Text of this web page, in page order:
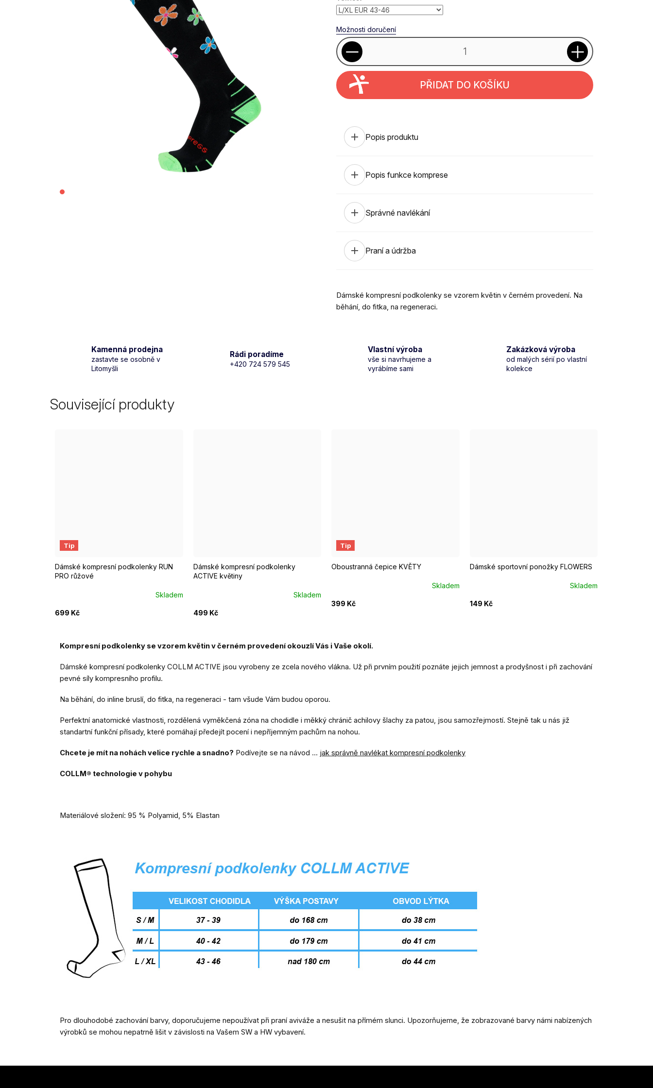
Možnosti doručení
PŘIDAT DO KOŠÍKU
add Popis produktu
add Popis funkce komprese
add Správné navlékání
add Praní a údržba
Dámské kompresní podkolenky se vzorem květin v černém provedení. Na
běhání, do fitka, na regeneraci.
Kamenná prodejna
zastavte se osobně v
Litomyšli
Rádi poradíme
+420 724 579 545
Vlastní výroba
vše si navrhujeme a
vyrábíme sami
Zakázková výroba
od malých sérií po vlastní
kolekce
Související produkty
Tip
Dámské kompresní podkolenky RUN
PRO růžové
Skladem
699 Kč
S/M EUR 37-39
Dámské kompresní podkolenky
ACTIVE květiny
Skladem
499 Kč
Tip
Oboustranná čepice KVĚTY
Skladem
399 Kč
Dámské sportovní ponožky FLOWERS
Skladem
149 Kč
Kompresní podkolenky se vzorem květin v černém provedení okouzlí Vás i Vaše okolí.
Dámské kompresní podkolenky COLLM ACTIVE jsou vyrobeny ze zcela nového vlákna. Už při prvním použití poznáte jejich jemnost a prodyšnost i při zachování
pevné síly kompresního profilu.
Na běhání, do inline bruslí, do fitka, na regeneraci - tam všude Vám budou oporou.
Perfektní anatomické vlastnosti, rozdělená vyměkčená zóna na chodidle i měkký chránič achilovy šlachy za patou, jsou samozřejmostí. Stejně tak u nás již
standartní funkční přísady, které pomáhají předejít pocení i nepříjemným pachům na nohou.
Chcete je mít na nohách velice rychle a snadno? Podívejte se na návod ... jak správně navlékat kompresní podkolenky
COLLM® technologie v pohybu
Materiálové složení: 95 % Polyamid, 5% Elastan
Pro dlouhodobé zachování barvy, doporučujeme nepoužívat při praní aviváže a nesušit na přímém slunci. Upozorňujeme, že zobrazované barvy námi nabízených
výrobků se mohou nepatrně lišit v závislosti na Vašem SW a HW vybavení.